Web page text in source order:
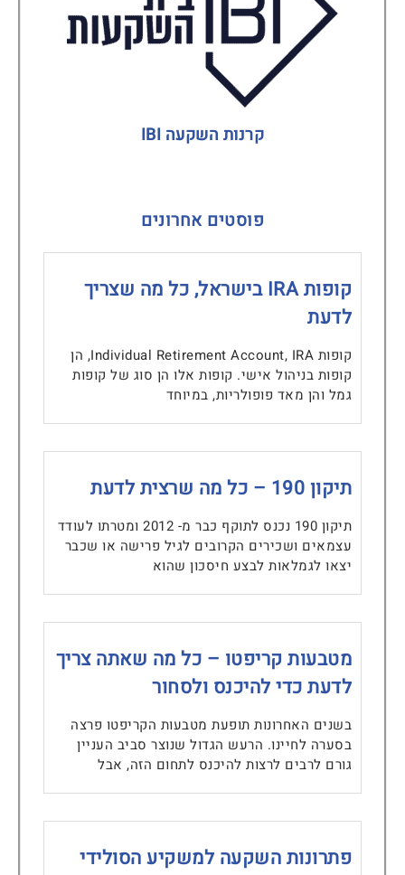
קרנות השקעה IBI
פוסטים אחרונים
קופות IRA בישראל, כל מה שצריך
לדעת
קופות Individual Retirement Account, IRA, הן
קופות בניהול אישי. קופות אלו הן סוג של קופות
גמל והן מאד פופולריות, במיוחד
תיקון 190 – כל מה שרצית לדעת
תיקון 190 נכנס לתוקף כבר מ- 2012 ומטרתו לעודד
עצמאים ושכירים הקרובים לגיל פרישה או שכבר
יצאו לגמלאות לבצע חיסכון שהוא
מטבעות קריפטו – כל מה שאתה צריך
לדעת כדי להיכנס ולסחור
בשנים האחרונות תופעת מטבעות הקריפטו פרצה
בסערה לחיינו. הרעש הגדול שנוצר סביב העניין
גורם לרבים לרצות להיכנס לתחום הזה, אבל
פתרונות השקעה למשקיע הסולידי